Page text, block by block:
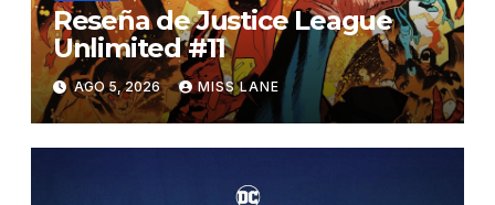
Reseña de Justice League
Unlimited #11
AGO 5, 2026 MISS LANE